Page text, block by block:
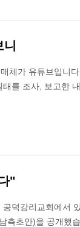
체가 유튜브입니
를 조사, 보고한
"
덕감리교회에서
측초안)을 공개했